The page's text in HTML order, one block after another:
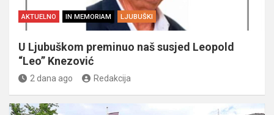
AKTUELNO IN MEMORIAM LJUBUŠKI
U Ljubuškom preminuo naš susjed Leopold
“Leo” Knezović
2 dana ago Redakcija